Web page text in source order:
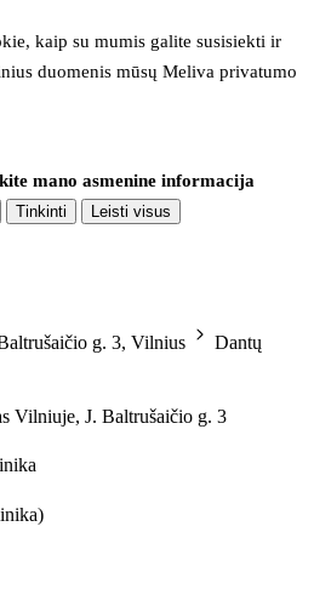
kaip su mumis galite susisiekti ir
duomenis mūsų Meliva privatumo
mano asmenine informacija
Tinkinti Leisti visus
g. 3, Vilnius
Dantų
Vilniuje, J. Baltrušaičio g. 3
)